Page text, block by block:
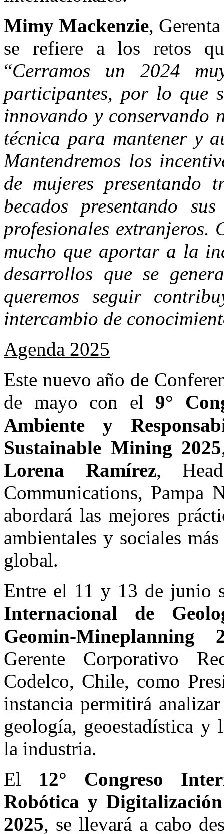
Mimy Mackenzie,
se refiere a los retos
“Cerramos un 2024
participantes, por lo que
innovando y conservando
técnica para mantener y
Mantendremos los
de mujeres presentando
becados presentando
profesionales extranjeros.
mucho que aportar a la
desarrollos que se
queremos seguir
intercambio de
Agenda 2025
Este nuevo año de
de mayo con el 9°
Ambiente y
Sustainable Mining 2025
Lorena Ramírez,
Communications, Pampa
abordará las mejores
ambientales y sociales
global.
Entre el 11 y 13 de junio
Internacional de
Geomin-Mineplanning
Gerente Corporativo
Codelco, Chile, como
instancia permitirá
geología, geoestadística
la industria.
El 12° Congreso
Robótica y
2025, se llevará a cabo